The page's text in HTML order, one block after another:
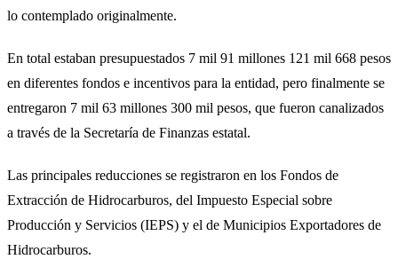
lo contemplado originalmente.
En total estaban presupuestados 7 mil 91 millones 121 mil 668 pesos
en diferentes fondos e incentivos para la entidad, pero finalmente se
entregaron 7 mil 63 millones 300 mil pesos, que fueron canalizados
a través de la Secretaría de Finanzas estatal.
Las principales reducciones se registraron en los Fondos de
Extracción de Hidrocarburos, del Impuesto Especial sobre
Producción y Servicios (IEPS) y el de Municipios Exportadores de
Hidrocarburos.